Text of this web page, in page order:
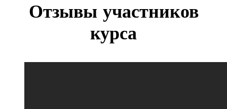
Отзывы участников
курса